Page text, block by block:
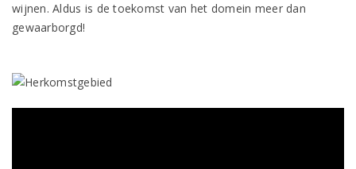
wijnen. Aldus is de toekomst van het domein meer dan
gewaarborgd!